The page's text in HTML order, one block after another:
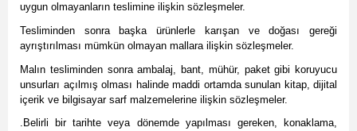
uygun olmayanların teslimine ilişkin sözleşmeler.
Tesliminden sonra başka ürünlerle karışan ve doğası gereği
ayrıştırılması mümkün olmayan mallara ilişkin sözleşmeler.
Malın tesliminden sonra ambalaj, bant, mühür, paket gibi koruyucu
unsurları açılmış olması halinde maddi ortamda sunulan kitap, dijital
içerik ve bilgisayar sarf malzemelerine ilişkin sözleşmeler.
.Belirli bir tarihte veya dönemde yapılması gereken, konaklama,